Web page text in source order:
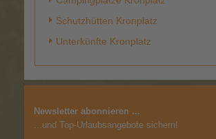
Schutzhütten Kronplatz
Unterkünfte Kronplatz
Newsletter abonnieren ...
...und Top-Urlaubsangebote sichern!